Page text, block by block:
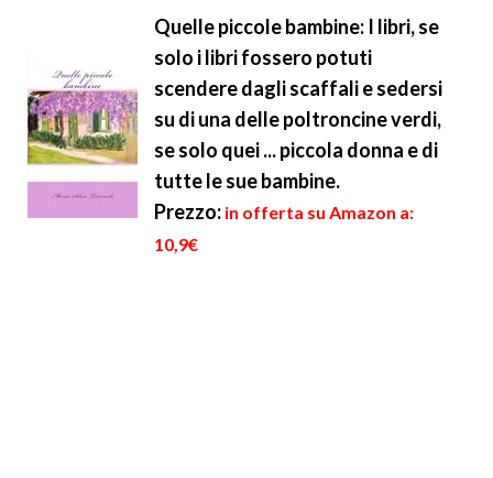
Quelle piccole bambine: I libri, se
solo i libri fossero potuti
scendere dagli scaffali e sedersi
su di una delle poltroncine verdi,
se solo quei ... piccola donna e di
tutte le sue bambine.
Prezzo: in offerta su Amazon a:
10,9€